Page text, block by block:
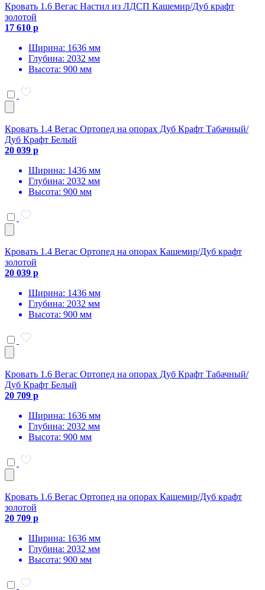
Кровать 1.6 Вегас Настил из ЛДСП Кашемир/Дуб крафт
золотой
17 610 р
Ширина: 1636 мм
Глубина: 2032 мм
Высота: 900 мм
Кровать 1.4 Вегас Ортопед на опорах Дуб Крафт Табачный/
Дуб Крафт Белый
20 039 р
Ширина: 1436 мм
Глубина: 2032 мм
Высота: 900 мм
Кровать 1.4 Вегас Ортопед на опорах Кашемир/Дуб крафт
золотой
20 039 р
Ширина: 1436 мм
Глубина: 2032 мм
Высота: 900 мм
Кровать 1.6 Вегас Ортопед на опорах Дуб Крафт Табачный/
Дуб Крафт Белый
20 709 р
Ширина: 1636 мм
Глубина: 2032 мм
Высота: 900 мм
Кровать 1.6 Вегас Ортопед на опорах Кашемир/Дуб крафт
золотой
20 709 р
Ширина: 1636 мм
Глубина: 2032 мм
Высота: 900 мм